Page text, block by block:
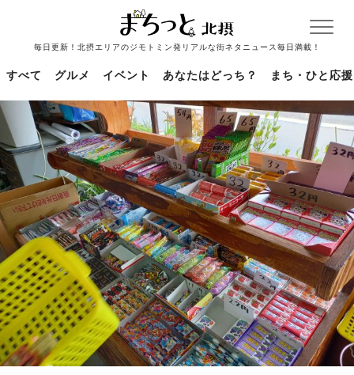
毎日更新！北摂エリアのジモトミン発リアルな街ネタニュース毎日満載！
すべて グルメ イベント あなたはどっち？ まち・ひと応援